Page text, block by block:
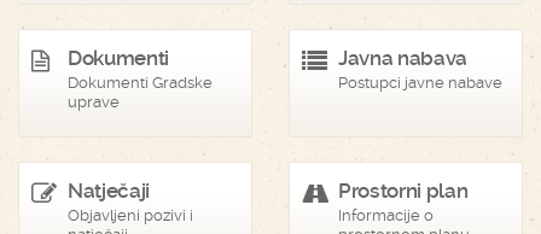
Dokumenti
Dokumenti Gradske
uprave
Javna nabava
Postupci javne nabave
Natječaji
Objavljeni pozivi i
Prostorni plan
Informacije o